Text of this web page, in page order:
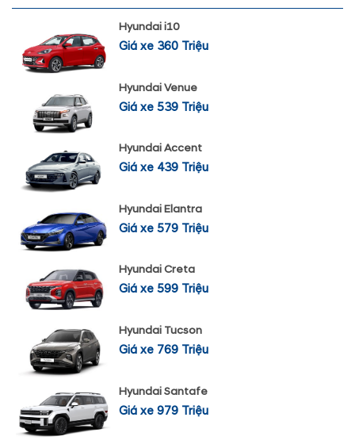
Hyundai i10
Giá xe 360 Triệu
Hyundai Venue
Giá xe 539 Triệu
Hyundai Accent
Giá xe 439 Triệu
Hyundai Elantra
Giá xe 579 Triệu
Hyundai Creta
Giá xe 599 Triệu
Hyundai Tucson
Giá xe 769 Triệu
Hyundai Santafe
Giá xe 979 Triệu